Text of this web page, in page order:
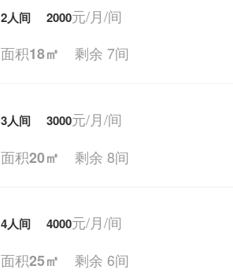
2人间 2000元/月/间
面积18㎡ 剩余 7间
3人间 3000元/月/间
面积20㎡ 剩余 8间
4人间 4000元/月/间
面积25㎡ 剩余 6间